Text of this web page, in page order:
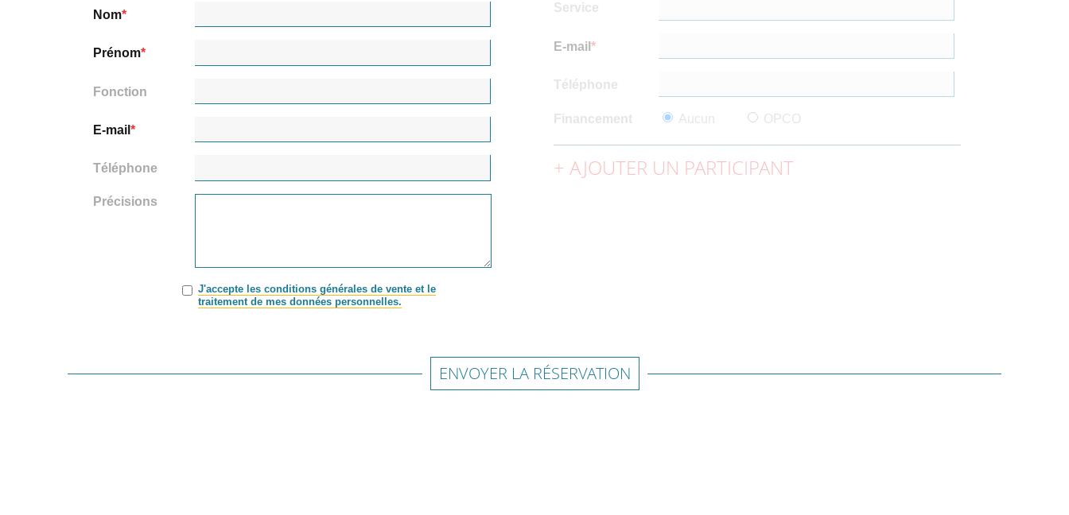
Nom
Prénom
Fonction
E-mail
Téléphone
Précisions
J'accepte les conditions générales de vente et le
traitement de mes données personnelles.
Service
E-mail
Téléphone
Financement Aucun OPCO
AJOUTER UN PARTICIPANT
ENVOYER LA RÉSERVATION